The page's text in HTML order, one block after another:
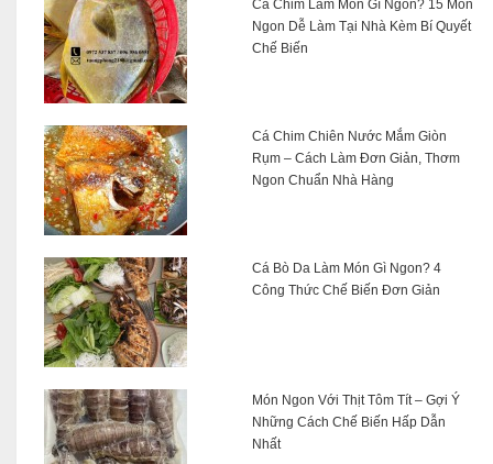
Cá Chim Làm Món Gì Ngon? 15 Món
Ngon Dễ Làm Tại Nhà Kèm Bí Quyết
Chế Biến
Cá Chim Chiên Nước Mắm Giòn
Rụm – Cách Làm Đơn Giản, Thơm
Ngon Chuẩn Nhà Hàng
Cá Bò Da Làm Món Gì Ngon? 4
Công Thức Chế Biến Đơn Giản
Món Ngon Với Thịt Tôm Tít – Gợi Ý
Những Cách Chế Biến Hấp Dẫn
Nhất